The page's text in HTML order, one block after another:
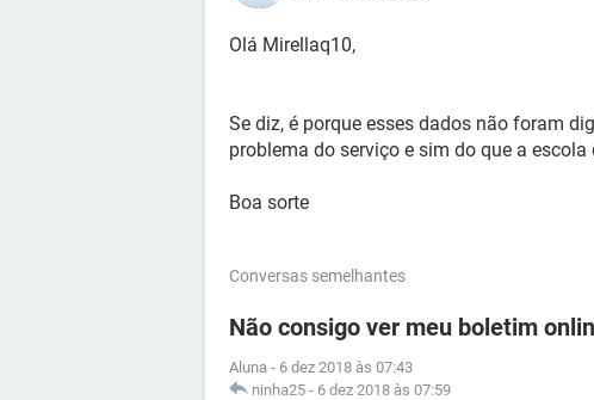
Olá Mirellaq10,
Se diz, é porque esses dados não foram
problema do serviço e sim do que a
Boa sorte
Conversas semelhantes
Não consigo ver meu boletim
Aluna - 6 dez 2018 às 07:43
ninha25 - 6 dez 2018 às 07:59